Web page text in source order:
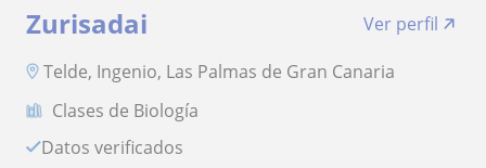
Zurisadai
Ver perfil
Telde, Ingenio, Las Palmas de Gran Canaria
Clases de Biología
Datos verificados